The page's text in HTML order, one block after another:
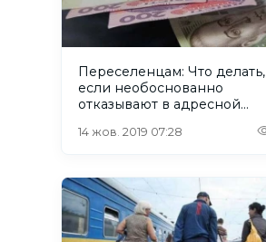
Переселенцам: Что делать,
если необоснованно
отказывают в адресной
14 жов. 2019 07:28